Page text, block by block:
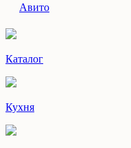
Авито
Каталог
Кухня